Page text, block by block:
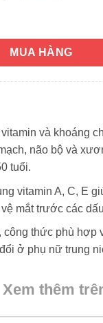
nữ trên 50 tuổi
MUA HÀNG
và khoáng
não bộ và
tuổi.
vitamin A, C, E
mắt trước các
công thức phù hợp
ở phụ nữ trung
Xem thêm